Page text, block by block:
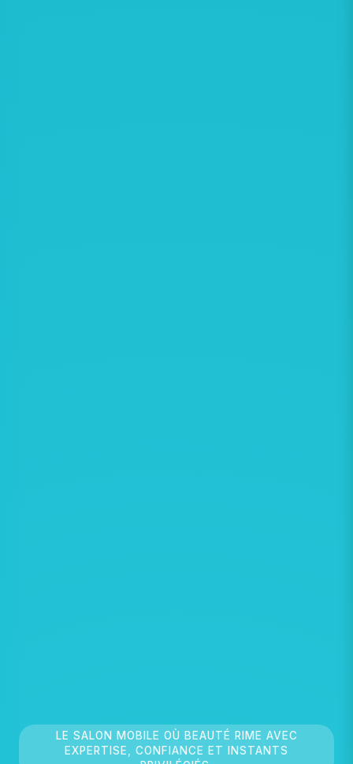
LE SALON MOBILE OÙ BEAUTÉ RIME AVEC
EXPERTISE, CONFIANCE ET INSTANTS